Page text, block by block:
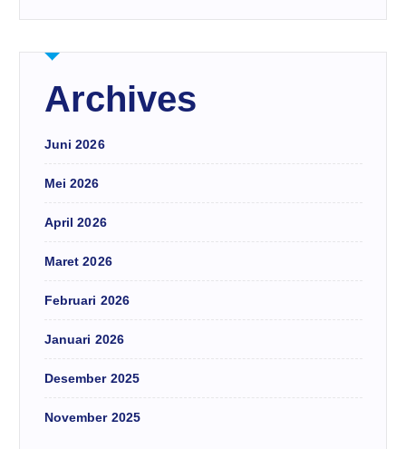
Archives
Juni 2026
Mei 2026
April 2026
Maret 2026
Februari 2026
Januari 2026
Desember 2025
November 2025